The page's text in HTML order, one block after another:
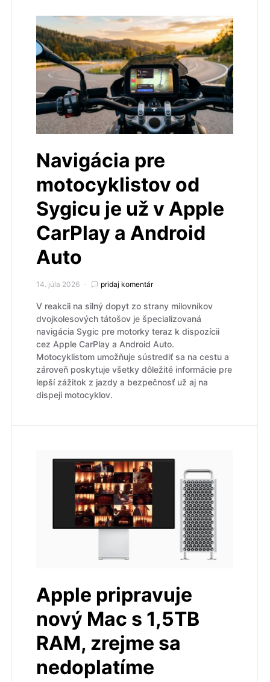
Navigácia pre
motocyklistov od
Sygicu je už v Apple
CarPlay a Android
Auto
14. júla 2026 pridaj komentár
V reakcii na silný dopyt zo strany milovníkov
dvojkolesových tátošov je špecializovaná
navigácia Sygic pre motorky teraz k dispozícii
cez Apple CarPlay a Android Auto.
Motocyklistom umožňuje sústrediť sa na cestu a
zároveň poskytuje všetky dôležité informácie pre
lepší zážitok z jazdy a bezpečnosť už aj na
dispeji motocyklov.
Apple pripravuje
nový Mac s 1,5TB
RAM, zrejme sa
nedoplatíme